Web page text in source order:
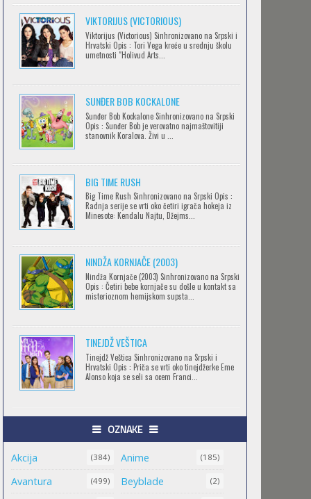
Feb 12 2023 |
SERVAMP
Feb 12 2023 |Gledaj »
2.43: SEIIN HIGH SCHOOL BOYS
VOLLEYBALL TEAM
CLEAN FREAK! AOYAMA-KUN
RECORD OF RAGNAROK
Feb 11 2023 |Gledaj »
TORADORA
Feb 11 2023 |Gledaj »
TRIGUN STAMPEDE
Feb 11 2023 |Gledaj »
ORIENT
VIKTORIJUS (VICTORIOUS)
Viktorijus (Victorious) Sinhronizovano na Srpski i
Hrvatski Opis : Tori Vega kreće u srednju školu
umetnosti "Holivud Arts...
SUNĐER BOB KOCKALONE
Sunđer Bob Kockalone Sinhronizovano na Srpski
Opis : Sunđer Bob je verovatno najmaštovitiji
stanovnik Koralova. Živi u ...
BIG TIME RUSH
Big Time Rush Sinhronizovano na Srpski Opis :
Radnja serije se vrti oko četiri igrača hokeja iz
Minesote: Kendalu Najtu, Džejms...
NINDŽA KORNJAČE (2003)
Nindža Kornjače (2003) Sinhronizovano na Srpski
Opis : Četiri bebe kornjače su došle u kontakt sa
misterioznom hemijskom supsta...
TINEJDŽ VEŠTICA
Tinejdž Veštica Sinhronizovano na Srpski i
Hrvatski Opis : Priča se vrti oko tinejdžerke Eme
Alonso koja se seli sa ocem Franci...
OZNAKE
Akcija (384) Anime (185)
Avantura (499) Beyblade (2)